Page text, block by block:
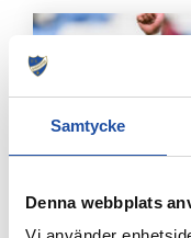
Samtycke
Denna webbplats